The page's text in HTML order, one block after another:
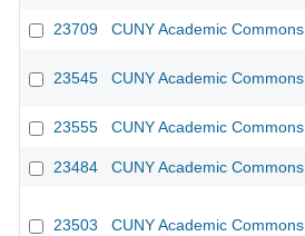
23709 CUNY Academic Commons
23545 CUNY Academic Commons
23555 CUNY Academic Commons
23484 CUNY Academic Commons
23503 CUNY Academic Commons